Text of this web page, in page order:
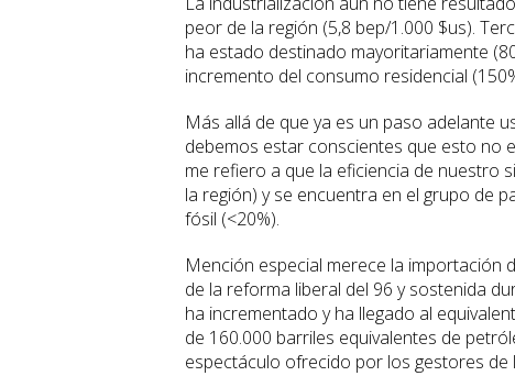
peor de la región (5,8 bep/1.000 $us).
ha estado destinado mayoritariamente
incremento del consumo residencial
Más allá de que ya es un paso adelante
debemos estar conscientes que esto no
me refiero a que la eficiencia de nuestro
la región) y se encuentra en el grupo de
fósil (<20%).
Mención especial merece la importación
de la reforma liberal del 96 y sostenida
ha incrementado y ha llegado al
de 160.000 barriles equivalentes de
espectáculo ofrecido por los gestores de